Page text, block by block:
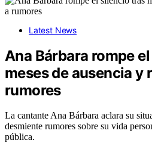
Latest News
Ana Bárbara rompe
meses de ausencia y
rumores
La cantante Ana Bárbara aclara su
desmiente rumores sobre su vida
pública.